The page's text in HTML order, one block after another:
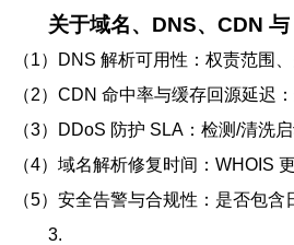
关于域名、DNS、CDN
（1）DNS 解析可用性：权责范围
（2）CDN 命中率与缓存回源延迟
（3）DDoS 防护 SLA：检测/清洗
（4）域名解析修复时间：WHOIS
（5）安全告警与合规性：是否包
3.